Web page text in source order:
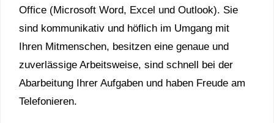
Office (Microsoft Word, Excel und Outlook). Sie
sind kommunikativ und höflich im Umgang mit
Ihren Mitmenschen, besitzen eine genaue und
zuverlässige Arbeitsweise, sind schnell bei der
Abarbeitung Ihrer Aufgaben und haben Freude am
Telefonieren.